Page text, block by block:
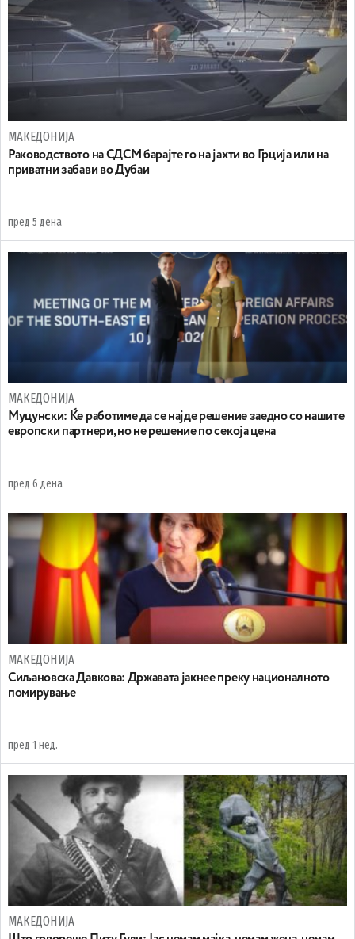
МАКЕДОНИЈА
Раководството на СДСМ барајте го на јахти во Грција или на
приватни забави во Дубаи
пред 5 дена
МАКЕДОНИЈА
Муцунски: Ќе работиме да се најде решение заедно со нашите
европски партнери, но не решение по секоја цена
пред 6 дена
МАКЕДОНИЈА
Сиљановска Давкова: Државата јакнее преку националното
помирување
пред 1 нед.
МАКЕДОНИЈА